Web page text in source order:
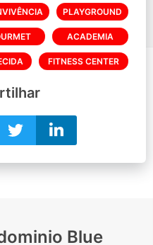
PLAYGROUND
ACADEMIA
FITNESS CENTER
Blue